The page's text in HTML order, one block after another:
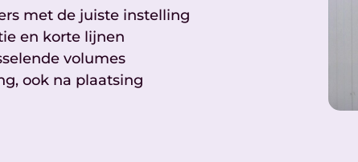
met de juiste instelling
en korte lijnen
volumes
ook na plaatsing